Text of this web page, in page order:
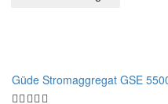
Güde Stromaggregat GSE